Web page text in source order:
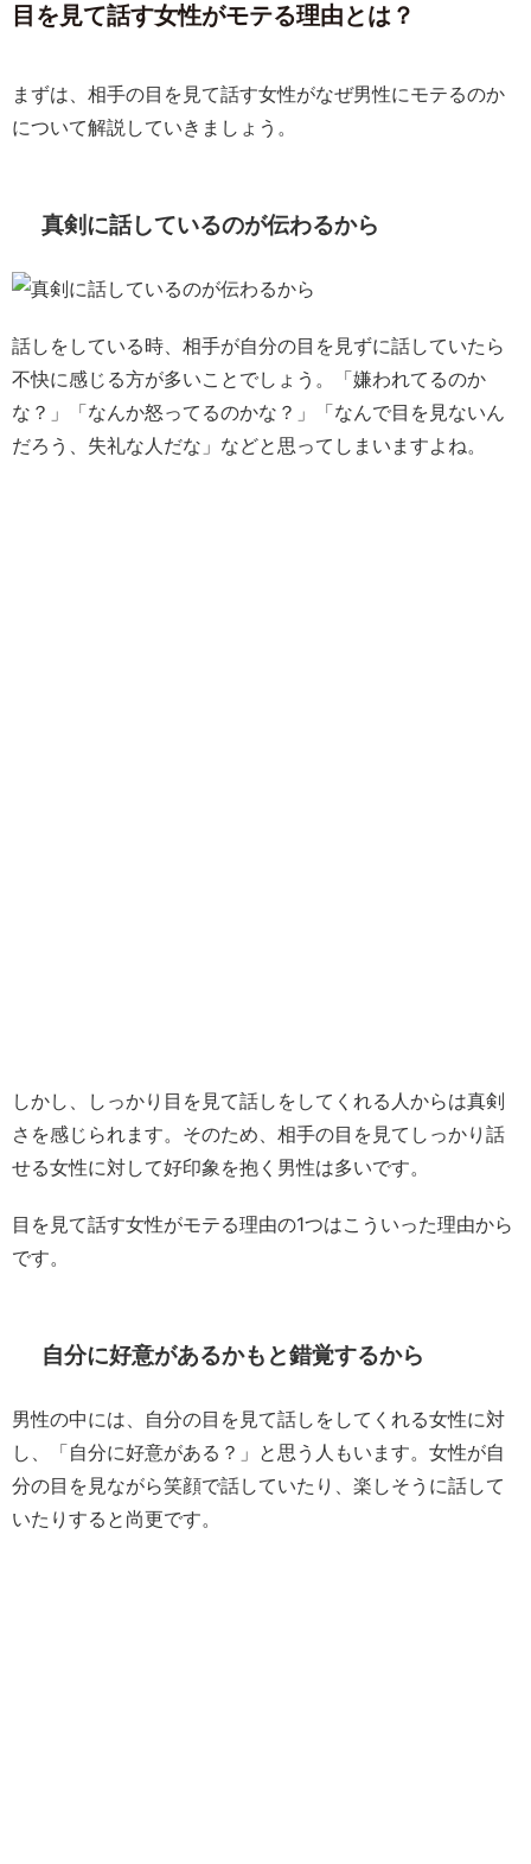
目を見て話す女性がモテる理由とは？
まずは、相手の目を見て話す女性がなぜ男性にモテるのか
について解説していきましょう。
真剣に話しているのが伝わるから
話しをしている時、相手が自分の目を見ずに話していたら
不快に感じる方が多いことでしょう。「嫌われてるのか
な？」「なんか怒ってるのかな？」「なんで目を見ないん
だろう、失礼な人だな」などと思ってしまいますよね。
しかし、しっかり目を見て話しをしてくれる人からは真剣
さを感じられます。そのため、相手の目を見てしっかり話
せる女性に対して好印象を抱く男性は多いです。
目を見て話す女性がモテる理由の1つはこういった理由から
です。
自分に好意があるかもと錯覚するから
男性の中には、自分の目を見て話しをしてくれる女性に対
し、「自分に好意がある？」と思う人もいます。女性が自
分の目を見ながら笑顔で話していたり、楽しそうに話して
いたりすると尚更です。